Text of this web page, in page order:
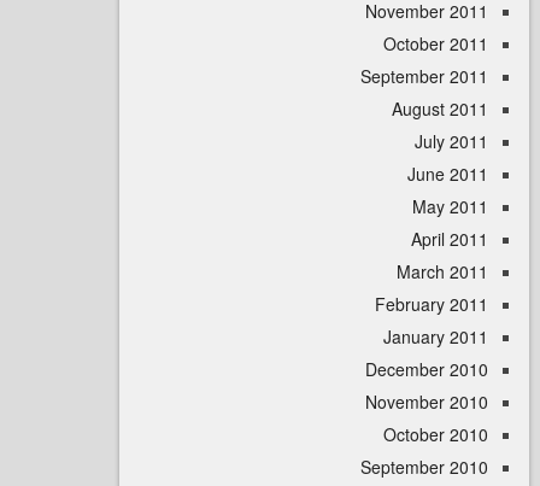
November
October
September
August
July
June
May
April
March
February
January
December
November
October
September